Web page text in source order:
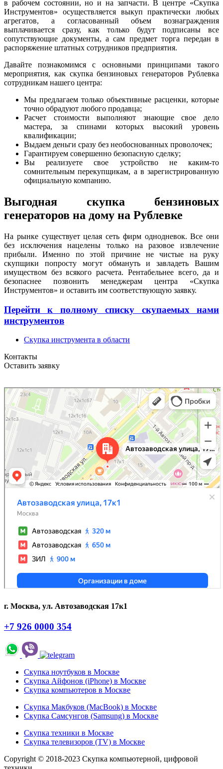
в рабочем состоянии, но и на запчасти. В центре «Скупка
Инструментов» осуществляется выкуп практически любых
агрегатов, а согласованный объем вознаграждения
выплачивается сразу, как только будут подписаны все
сопутствующие документы, а сам предмет торга передан в
распоряжение штатных сотрудников предприятия.
Давайте познакомимся с основными принципами такого
мероприятия, как скупка бензиновых генераторов Рублевка
сотрудникам нашего центра:
Мы предлагаем только объективные расценки, которые
точно обрадуют любого продавца;
Расчет стоимости выполняют знающие свое дело
мастера, за спинами которых высокий уровень
квалификации;
Выдаем деньги сразу без необоснованных проволочек;
Гарантируем совершенно безопасную сделку;
Вы реализуете свое устройство не каким-то
сомнительным перекупщикам, а в зарегистрированную
официальную компанию.
Выгодная скупка бензиновых
генераторов на дому на Рублевке
На рынке существует целая сеть фирм однодневок. Все они
без исключения нацелены только на разовое извлечение
прибыли. Именно по этой причине не чистые на руку
скупщики попросту могут обмануть и завладеть Вашим
имуществом без всякого расчета. Рентабельнее всего, да и
безопаснее позвонить менеджерам центра «Скупка
Инструментов» и оставить им соответствующую заявку.
Перейти к полному списку скупаемых нами
инструментов
Скупка инструмента в области
Контакты
Оставить заявку
г. Москва, ул. Автозаводская 17к1
+7 926 0000 354
Скупка ноутбуков в Москве
Скупка Айфонов (iPhone) в Москве
Скупка компьютеров в Москве
Скупка Макбуков (MacBook) в Москве
Скупка Самсунгов (Samsung) в Москве
Скупка техники в Москве
Скупка телевизоров (TV) в Москве
Copyright © 2018-2023 Скупка компьютерной, цифровой